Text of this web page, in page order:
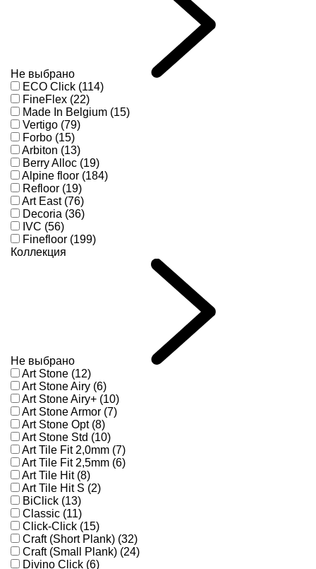
Не выбрано
ECO Click (114)
FineFlex (22)
Made In Belgium (15)
Vertigo (79)
Forbo (15)
Arbiton (13)
Berry Alloc (19)
Alpine floor (184)
Refloor (19)
Art East (76)
Decoria (36)
IVC (56)
Finefloor (199)
Коллекция
Не выбрано
Art Stone (12)
Art Stone Airy (6)
Art Stone Airy+ (10)
Art Stone Armor (7)
Art Stone Opt (8)
Art Stone Std (10)
Art Tile Fit 2,0mm (7)
Art Tile Fit 2,5mm (6)
Art Tile Hit (8)
Art Tile Hit S (2)
BiClick (13)
Classic (11)
Click-Click (15)
Craft (Short Plank) (32)
Craft (Small Plank) (24)
Divino Click (6)